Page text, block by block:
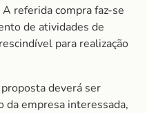
referida compra faz-se
de atividades de
para realização
deverá ser
da empresa interessada,